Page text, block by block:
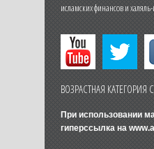
исламских финансов и
ВОЗРАСТНАЯ КАТЕГОРИЯ
При использовании
гиперссылка на